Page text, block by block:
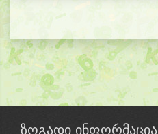
ზოგადი ინფორმაცია